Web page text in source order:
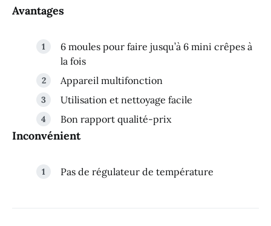
Avantages
6 moules pour faire jusqu’à 6 mini crêpes à
la fois
Appareil multifonction
Utilisation et nettoyage facile
Bon rapport qualité-prix
Inconvénient
Pas de régulateur de température